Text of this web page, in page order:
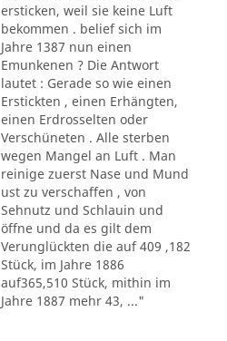
ersticken, weil sie keine Luft
bekommen . belief sich im
Jahre 1387 nun einen
Emunkenen ? Die Antwort
lautet : Gerade so wie einen
Erstickten , einen Erhängten,
einen Erdrosselten oder
Verschüneten . Alle sterben
wegen Mangel an Luft . Man
reinige zuerst Nase und Mund
ust zu verschaffen , von
Sehnutz und Schlauin und
öffne und da es gilt dem
Verunglückten die auf 409 ,182
Stück, im Jahre 1886
auf365,510 Stück, mithin im
Jahre 1887 mehr 43, ..."